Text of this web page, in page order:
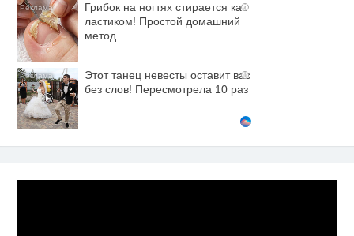
i
Грибок на ногтях стирается как
ластиком! Простой домашний
метод
i
Этот танец невесты оставит вас
без слов! Пересмотрела 10 раз